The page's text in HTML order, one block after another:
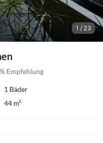
1 / 23
Empfehlung
1 Bäder
44 m²